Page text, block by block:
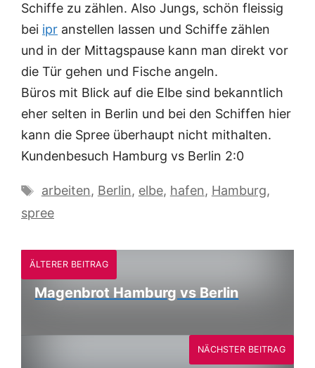
Schiffe zu zählen. Also Jungs, schön fleissig
bei ipr anstellen lassen und Schiffe zählen
und in der Mittagspause kann man direkt vor
die Tür gehen und Fische angeln.
Büros mit Blick auf die Elbe sind bekanntlich
eher selten in Berlin und bei den Schiffen hier
kann die Spree überhaupt nicht mithalten.
Kundenbesuch Hamburg vs Berlin 2:0
Schlagwörter
arbeiten, Berlin, elbe, hafen, Hamburg,
spree
ÄLTERER BEITRAG
Magenbrot Hamburg vs Berlin
NÄCHSTER BEITRAG